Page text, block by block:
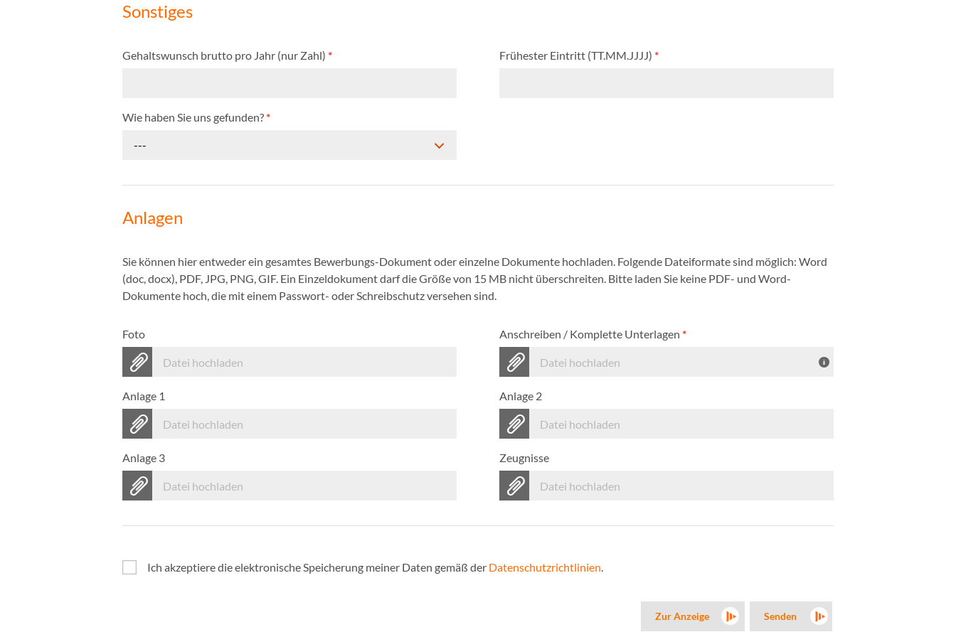
Sonstiges
Gehaltswunsch brutto pro Jahr (nur Zahl) * Frühester Eintritt (TT.MM.JJJJ) *
Wie haben Sie uns gefunden? *
---
Anlagen
Sie können hier entweder ein gesamtes Bewerbungs-Dokument oder einzelne Dokumente hochladen. Folgende Dateiformate sind möglich: Word
(doc, docx), PDF, JPG, PNG, GIF. Ein Einzeldokument darf die Größe von 15 MB nicht überschreiten. Bitte laden Sie keine PDF- und Word-
Dokumente hoch, die mit einem Passwort- oder Schreibschutz versehen sind.
Foto
Datei hochladen
Anschreiben / Komplette Unterlagen *
Datei hochladen
Anlage 1
Datei hochladen
Anlage 2
Datei hochladen
Anlage 3
Datei hochladen
Zeugnisse
Datei hochladen
Ich akzeptiere die elektronische Speicherung meiner Daten gemäß der Datenschutzrichtlinien.
Zur Anzeige Senden